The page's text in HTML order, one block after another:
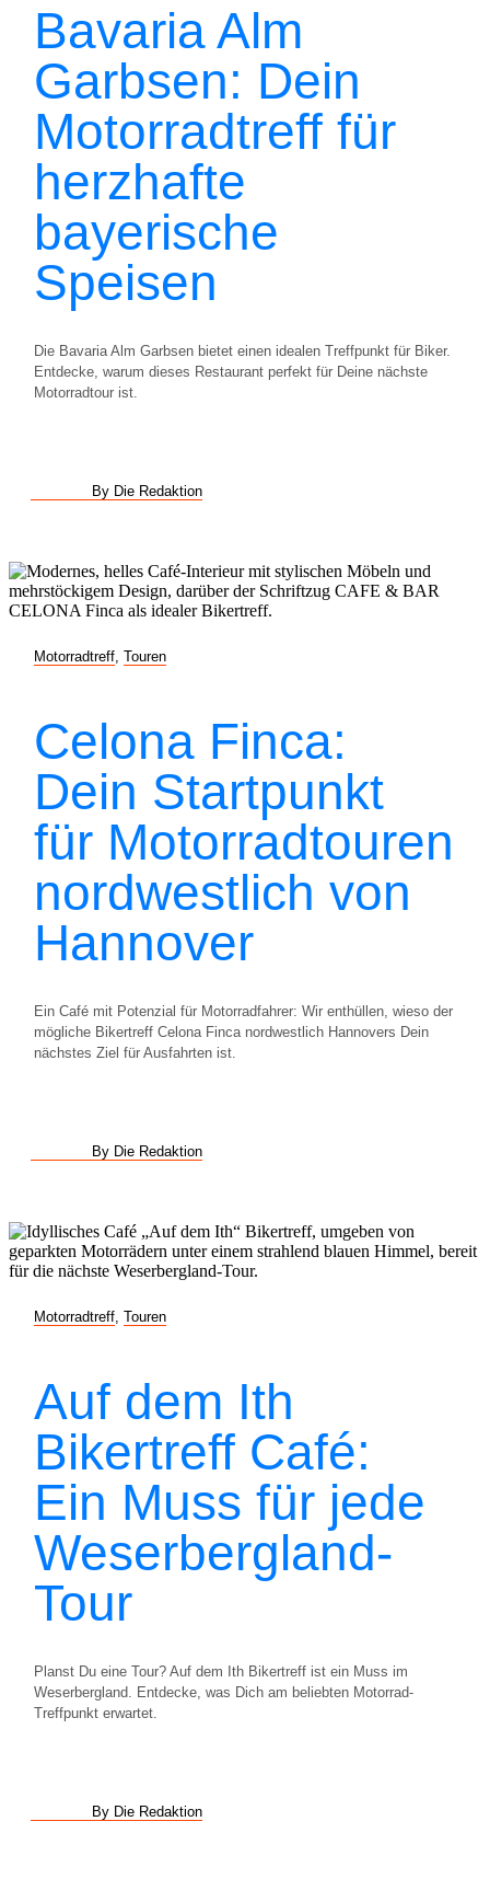
Bavaria Alm
Garbsen: Dein
Motorradtreff für
herzhafte
bayerische
Speisen
Die Bavaria Alm Garbsen bietet einen idealen Treffpunkt für Biker.
Entdecke, warum dieses Restaurant perfekt für Deine nächste
Motorradtour ist.
By Die Redaktion
Motorradtreff Touren
Celona Finca:
Dein Startpunkt
für Motorradtouren
nordwestlich von
Hannover
Ein Café mit Potenzial für Motorradfahrer: Wir enthüllen, wieso der
mögliche Bikertreff Celona Finca nordwestlich Hannovers Dein
nächstes Ziel für Ausfahrten ist.
By Die Redaktion
Motorradtreff Touren
Auf dem Ith
Bikertreff Café:
Ein Muss für jede
Weserbergland-
Tour
Planst Du eine Tour? Auf dem Ith Bikertreff ist ein Muss im
Weserbergland. Entdecke, was Dich am beliebten Motorrad-
Treffpunkt erwartet.
By Die Redaktion